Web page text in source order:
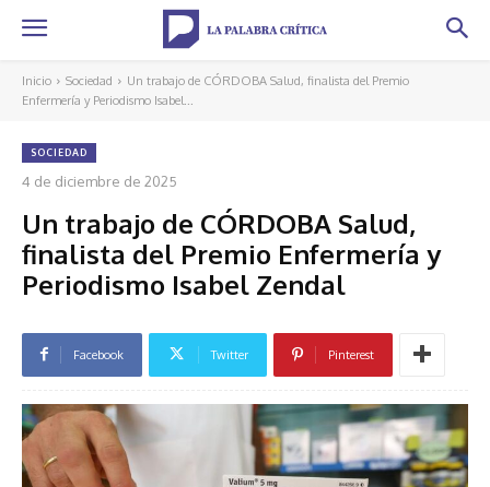
Inicio Sociedad
Un trabajo de CÓRDOBA Salud, finalista del Premio
Enfermería y Periodismo Isabel...
SOCIEDAD
4 de diciembre de 2025
Un trabajo de CÓRDOBA Salud,
finalista del Premio Enfermería y
Periodismo Isabel Zendal
Facebook Twitter Pinterest